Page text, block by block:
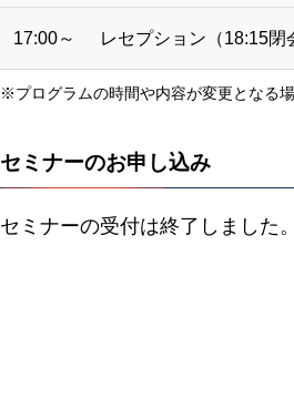
17:00～ レセプション（18:15閉
※プログラムの時間や内容が変更となる
セミナーのお申し込み
セミナーの受付は終了しました。